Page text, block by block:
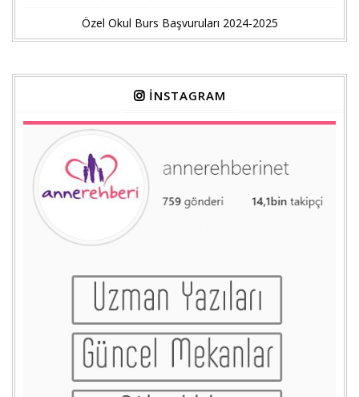
Özel Okul Burs Başvuruları 2024-2025
İNSTAGRAM